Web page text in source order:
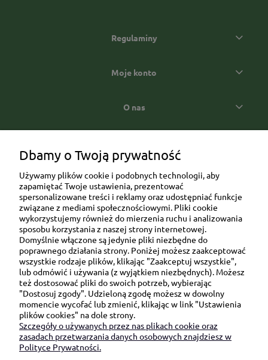
Regulaminy
Moje konto
O nas
Ul. Brukowa 6/8 lok. 57/58
91-341 Łódź
NIP: 6751510615
SKONTAKTUJ SIĘ Z NAMI:
sklep@be-happygifts.com
+48 690 172 872
(pon-pt 9:00 - 15:30)
Dbamy o Twoją prywatność
Używamy plików cookie i podobnych technologii, aby
zapamiętać Twoje ustawienia, prezentować
spersonalizowane treści i reklamy oraz udostępniać funkcje
związane z mediami społecznościowymi. Pliki cookie
wykorzystujemy również do mierzenia ruchu i analizowania
sposobu korzystania z naszej strony internetowej.
Domyślnie włączone są jedynie pliki niezbędne do
poprawnego działania strony. Poniżej możesz zaakceptować
wszystkie rodzaje plików, klikając "Zaakceptuj wszystkie",
lub odmówić i używania (z wyjątkiem niezbędnych). Możesz
też dostosować pliki do swoich potrzeb, wybierając
"Dostosuj zgody". Udzieloną zgodę możesz w dowolny
momencie wycofać lub zmienić, klikając w link "Ustawienia
plików cookies" na dole strony.
Szczegóły o używanych przez nas plikach cookie oraz
zasadach przetwarzania danych osobowych znajdziesz w
Polityce Prywatności.